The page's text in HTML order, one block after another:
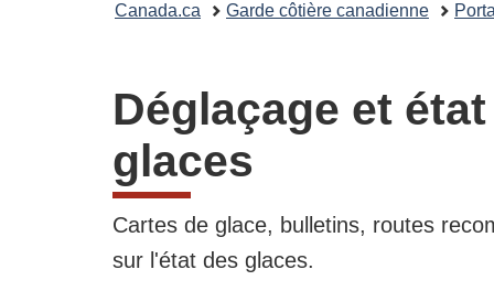
Canada.ca Garde côtière canadienne
Déglaçage et
glaces
Cartes de glace, bulletins, routes
sur l'état des glaces.